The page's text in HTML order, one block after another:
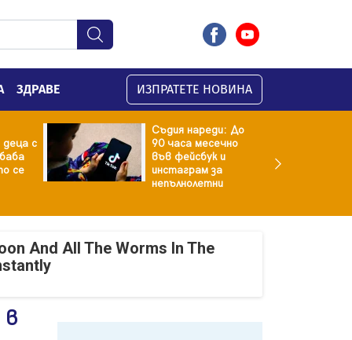
ЗДРАВЕ ИЗПРАТЕТЕ НОВИНА
с
се
Съдия нареди: До
90 часа месечно
във фейсбук и
инстаграм за
непълнолетни
And All The Worms In The
в